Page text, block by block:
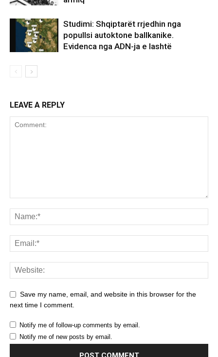
Studimi: Shqiptarët rrjedhin nga
popullsi autoktone ballkanike.
Evidenca nga ADN-ja e lashtë
LEAVE A REPLY
Save my name, email, and website in this browser for the
next time I comment.
Notify me of follow-up comments by email.
Notify me of new posts by email.